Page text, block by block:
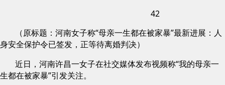
42
（原标题：河南女子称“母亲一生都在被家暴”最新进展：人
身安全保护令已签发，正等待离婚判决）
近日，河南许昌一女子在社交媒体发布视频称“我的母亲一
生都在被家暴”引发关注。